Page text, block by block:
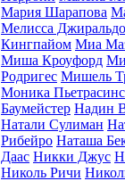
Мария Шарапова
Мелисса Джиральдо
Кингпайом Миа
Миша Кроуфорд
Родригес Мишель
Моника
Баумейстер Надин
Натали Сулиман
Рибейро Наташа
Даас Никки Джус
Николь Ричи